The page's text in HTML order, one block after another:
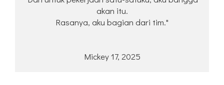
akan itu.
Rasanya, aku bagian dari tim."
Mickey 17, 2025